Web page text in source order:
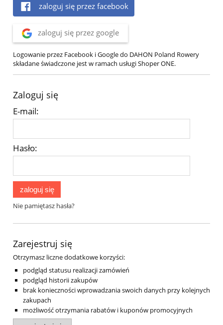
zaloguj się przez facebook
zaloguj się przez google
Logowanie przez Facebook i Google do DAHON Poland Rowery
składane świadczone jest w ramach usługi Shoper ONE.
Zaloguj się
E-mail:
Hasło:
zaloguj się
Nie pamiętasz hasła?
Zarejestruj się
Otrzymasz liczne dodatkowe korzyści:
podgląd statusu realizacji zamówień
podgląd historii zakupów
brak konieczności wprowadzania swoich danych przy kolejnych
zakupach
możliwość otrzymania rabatów i kuponów promocyjnych